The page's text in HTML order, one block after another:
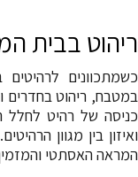
ריהוט בבית
כשמתכוונים
במטבח, ריהוט בחדרים
כניסה של רהיט לחלל
ואיזון בין מגוון
המראה האסתטי